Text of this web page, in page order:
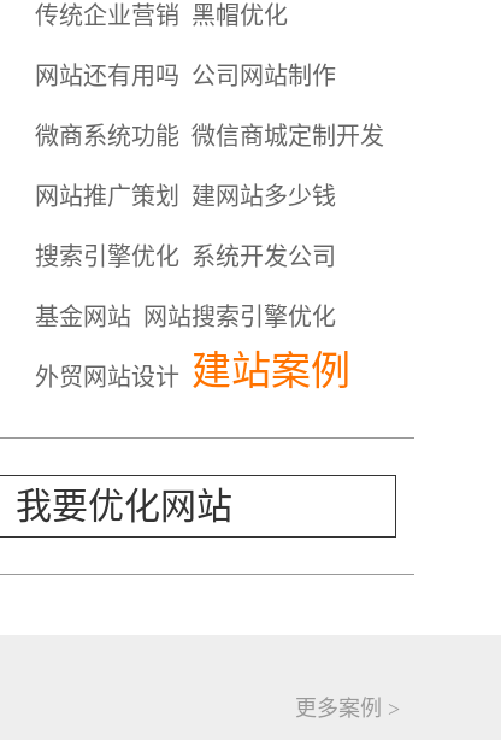
传统企业营销 黑帽优化
网站还有用吗 公司网站制作
微商系统功能 微信商城定制开发
网站推广策划 建网站多少钱
搜索引擎优化 系统开发公司
基金网站 网站搜索引擎优化
外贸网站设计 建站案例
我要优化网站
更多案例 >